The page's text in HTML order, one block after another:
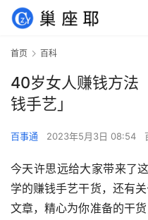
首页 百科
40岁女人赚钱方法
钱手艺」
百事通 2023年5月3日 08:54
今天许思远给大家带来了
学的赚钱手艺干货，还有
文章，精心为你准备的干